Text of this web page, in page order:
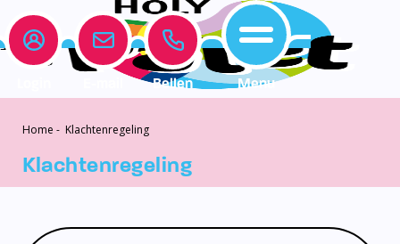
Home
Onze school
Onze school
Medezeggenschapsraad
Documentatie
Leerlingenzorg
Leerlingenzorg
Interne begeleiding
Jeugdprofessional op school
Actueel
Vakanties en vrije dagen
Agenda
Bellen Menu
Home - Klachtenregeling
Klachtenregeling